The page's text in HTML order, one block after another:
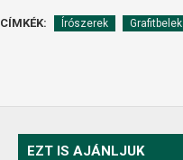
CÍMKÉK: Írószerek Grafitbelek
EZT IS AJÁNLJUK